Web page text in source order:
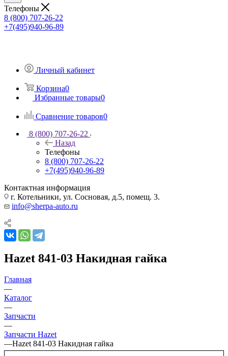
Телефоны
8 (800) 707-26-22
+7(495)940-96-89
Личный кабинет
Корзина0
Избранные товары0
Сравнение товаров0
8 (800) 707-26-22
Назад
Телефоны
8 (800) 707-26-22
+7(495)940-96-89
Контактная информация
г. Котельники, ул. Сосновая, д.5, помещ. 3.
info@sherpa-auto.ru
Hazet 841-03 Накидная гайка
Главная
—
Каталог
—
Запчасти
—
Запчасти Hazet
—Hazet 841-03 Накидная гайка